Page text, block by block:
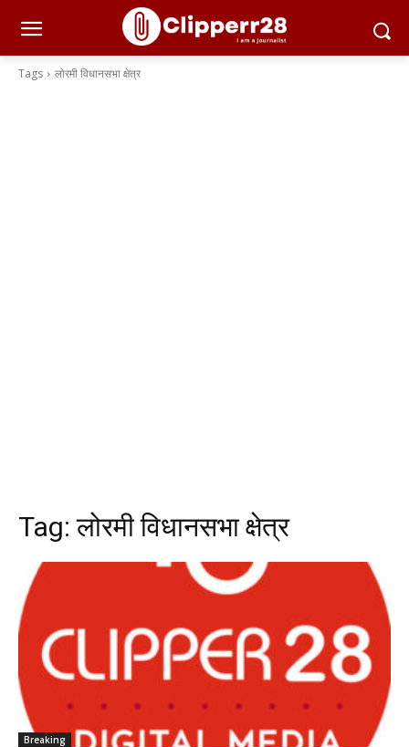
Tags लोरमी विधानसभा क्षेत्र
Tag:लोरमी विधानसभा क्षेत्र
Breaking